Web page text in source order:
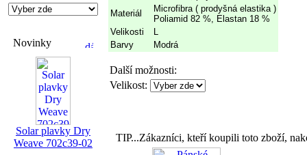
Novinky
Solar plavky Dry
Weave 702c39-02
Materiál
Microfibra ( prodyšná elastika )
Poliamid 82 %, Elastan 18 %
Velikosti
L
Barvy
Modrá
Další možnosti:
Velikost:
TIP...Zákazníci, kteří koupili toto zboží,